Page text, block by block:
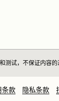
测试，不保证内容
条款 隐私条款